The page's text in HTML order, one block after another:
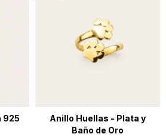
925
Anillo Huellas - Plata y
Baño de Oro